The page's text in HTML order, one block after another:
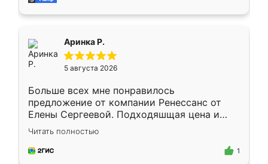
Аринка Р.
5 августа 2026
Больше всех мне понравилось
предложение от компании Ренессанс от
Елены Сергеевой. Подходяшщая цена и
короткие сроки изготовления. Приехавший
для замера сотрудник Владислав
предложил по моему эскизу самый
Читать полностью
1